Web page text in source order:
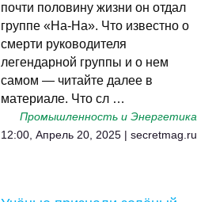
почти половину жизни он отдал
группе «На-На». Что известно о
смерти руководителя
легендарной группы и о нем
самом — читайте далее в
материале. Что сл …
Промышленность и Энергетика
12:00, Апрель 20, 2025 | secretmag.ru